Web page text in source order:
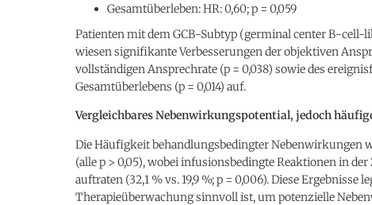
Gesamtüberleben: HR: 0,60; p = 0,059
Patienten mit dem GCB-Subtyp (germinal center B-cell-
wiesen signifikante Verbesserungen der objektiven
vollständigen Ansprechrate (p = 0,038) sowie des
Gesamtüberlebens (p = 0,014) auf.
Vergleichbares Nebenwirkungspotential, jedoch
Die Häufigkeit behandlungsbedingter Nebenwirkungen
(alle p > 0,05), wobei infusionsbedingte Reaktionen in
auftraten (32,1 % vs. 19,9 %; p = 0,006). Diese Ergebnisse
Therapieüberwachung sinnvoll ist, um potenzielle